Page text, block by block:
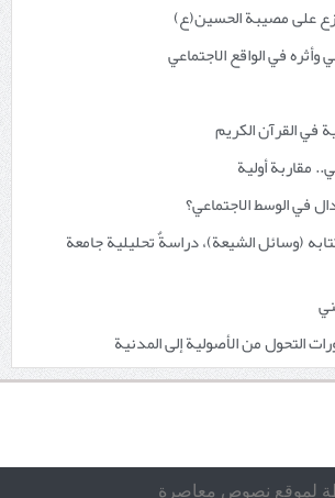
على مصيبة الحسين(ع)
وأثره في الواقع الاجتماعي
في القرآن الكريم
مقاربة أولية
في الوسط الاجتماعي؟
(وسائل الشيعة)، دراسةٌ تحليلية جامعة
التحول من الأصولية إلى المدنية
لموقع نصوص معاصرة